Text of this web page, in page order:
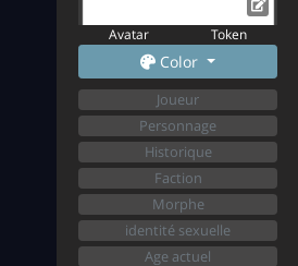
Avatar Token
Color